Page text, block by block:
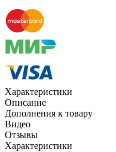
Характеристики
Описание
Дополнения к товару
Видео
Отзывы
Характеристики